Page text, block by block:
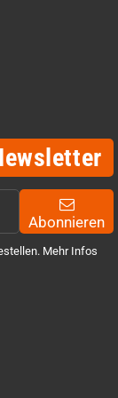
Abonnieren
Mehr Infos